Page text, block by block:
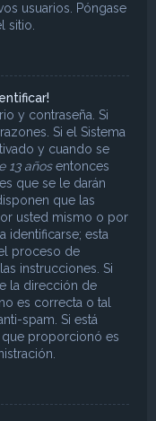
usuarios. Póngase
sitio.
y contraseña. Si
Si el Sistema
y cuando se
13 añosentonces
que se le darán
que las
usted mismo o por
identificarse; esta
proceso de
instrucciones. Si
la dirección de
es correcta o tal
spam. Si está
proporcionó es